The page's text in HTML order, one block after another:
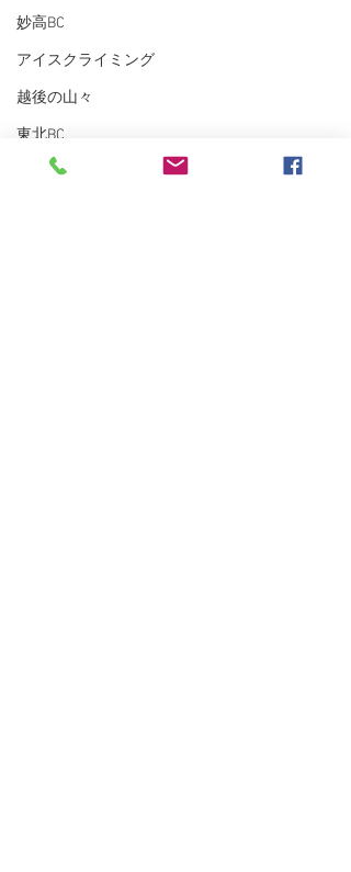
妙高BC
アイスクライミング
越後の山々
東北BC
東北の山々